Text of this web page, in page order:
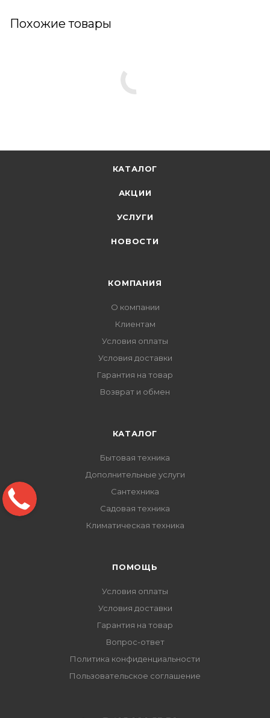
Похожие товары
КАТАЛОГ
АКЦИИ
УСЛУГИ
НОВОСТИ
КОМПАНИЯ
О компании
Клиентам
Условия оплаты
Условия доставки
Гарантия на товар
Возврат и обмен
КАТАЛОГ
Бытовая техника
Дополнительные услуги
Сантехника
Садовая техника
Климатическая техника
ПОМОЩЬ
Условия оплаты
Условия доставки
Гарантия на товар
Вопрос-ответ
Политика конфиденциальности
Пользовательское соглашение